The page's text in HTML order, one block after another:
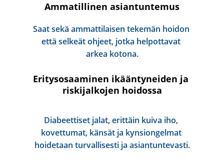
Eritysosaaminen ikääntyneiden ja
riskijalkojen hoidossa
Diabeettiset jalat, erittäin kuiva iho,
kovettumat, känsät ja kynsiongelmat
hoidetaan turvallisesti ja asiantuntevasti.
Ammatillinen asiantuntemus
Saat sekä ammattilaisen tekemän hoidon
että selkeät ohjeet, jotka helpottavat
arkea kotona.